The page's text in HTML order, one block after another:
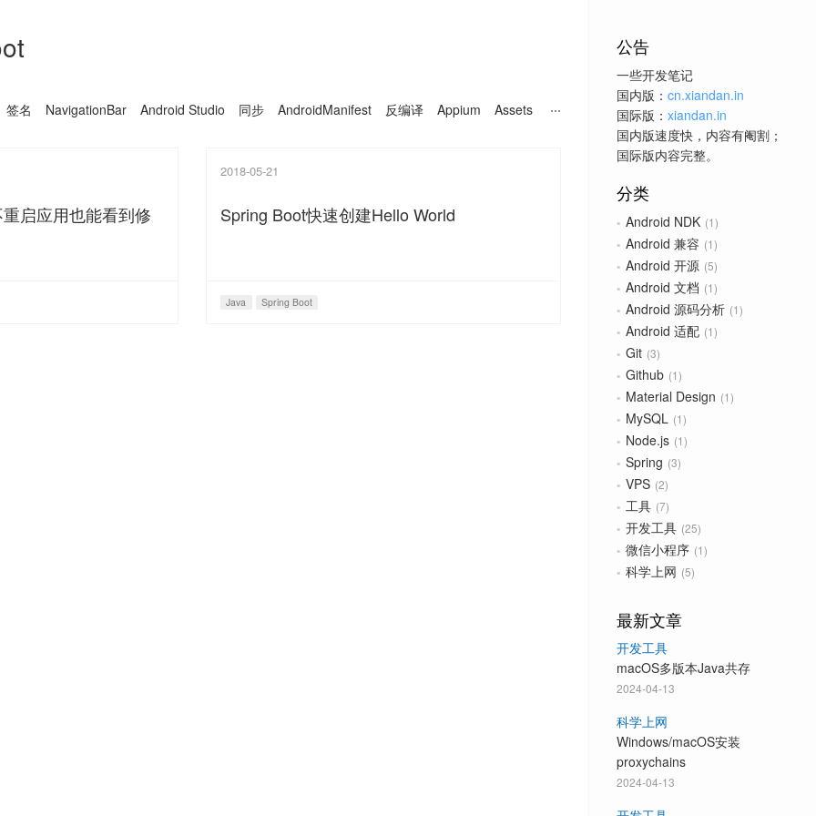
公告
一些开发笔记
国内版： cn.xiandan.in
国际版： xiandan.in
国内版速度快，内容有阉割；
国际版内容完整。
分类
Android NDK 1
Android 兼容 1
Android 开源 5
Android 文档 1
Android 源码分析 1
Android 适配 1
Git 3
Github 1
Material Design 1
MySQL 1
Node.js 1
Spring 3
VPS 2
工具 7
开发工具 25
微信小程序 1
科学上网 5
最新文章
开发工具
macOS多版本Java共存
2024-04-13
科学上网
Windows/macOS安装
proxychains
2024-04-13
签名 NavigationBar Android Studio 同步 AndroidManifest 反编译 Appium Assets
启应用也能看到修
2018-05-21
Spring Boot快速创建Hello World
Java Spring Boot